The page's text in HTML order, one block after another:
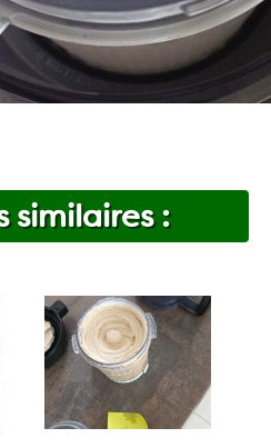
similaires :